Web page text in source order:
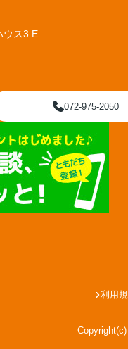
ウス3 E
072-975-2050
利用